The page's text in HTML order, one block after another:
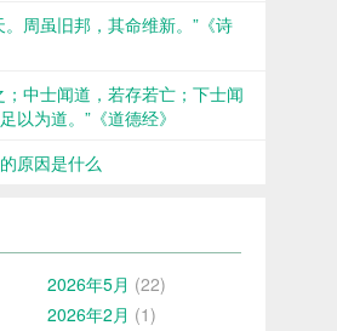
周虽旧邦，其命维新。”《诗
中士闻道，若存若亡；下士闻
以为道。”《道德经》
原因是什么
2026年5月 (22)
2026年2月 (1)